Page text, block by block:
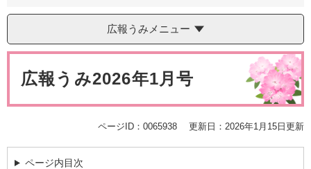
Multilingual（English・中文・한글）
広報うみメニュー
広報うみ2026年1月号
ページID：0065938 更新日：2026年1月15日更新
ページ内目次